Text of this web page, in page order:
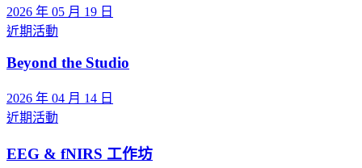
2026 年 05 月 19 日
近期活動
Beyond the Studio
2026 年 04 月 14 日
近期活動
EEG & fNIRS 工作坊